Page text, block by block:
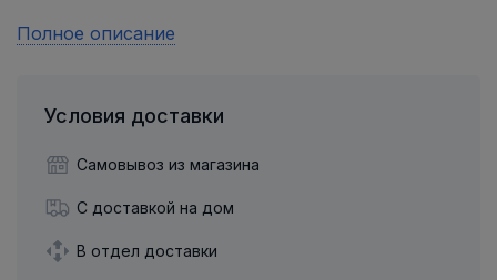
Полное описание
Условия доставки
Самовывоз из магазина
С доставкой на дом
В отдел доставки